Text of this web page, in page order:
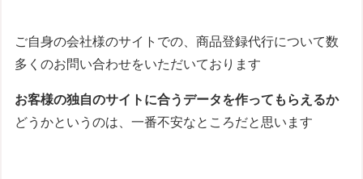
ご自身の会社様のサイトでの、商品登録代行について数
多くのお問い合わせをいただいております
お客様の独自のサイトに合うデータを作ってもらえるか
どうかというのは、一番不安なところだと思います